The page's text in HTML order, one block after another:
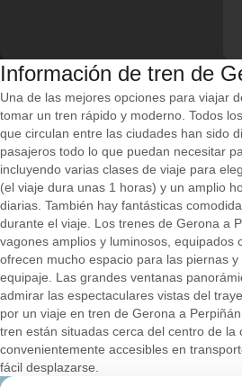
Información de tren de
Una de las mejores opciones para viajar
tomar un tren rápido y moderno. Todos
que circulan entre las ciudades han sido
pasajeros todo lo que puedan necesitar
incluyendo varias clases de viaje para
(el viaje dura unas 1 horas) y un amplio
diarias. También hay fantásticas
durante el viaje. Los trenes de Gerona a
vagones amplios y luminosos, equipados
ofrecen mucho espacio para las piernas
equipaje. Las grandes ventanas
admirar las espectaculares vistas del
por un viaje en tren de Gerona a
tren están situadas cerca del centro de la
convenientemente accesibles en
fácil desplazarse.